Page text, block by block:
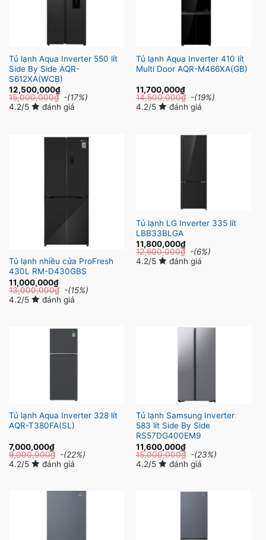
Tủ lạnh Aqua Inverter 550 lít
Side By Side AQR-
S612XA(WCB)
12,500,000₫
15,000,000₫ -(17%)
4.2/5
đánh giá
Tủ lạnh Aqua Inverter 410 lít
Multi Door AQR-M466XA(GB)
11,700,000₫
14,500,000₫ -(19%)
4.2/5
đánh giá
Tủ lạnh nhiều cửa ProFresh
430L RM-D430GBS
11,000,000₫
13,000,000₫ -(15%)
4.2/5
đánh giá
Tủ lạnh LG Inverter 335 lít
LBB33BLGA
11,800,000₫
12,600,000₫ -(6%)
4.2/5
đánh giá
Tủ lạnh Aqua Inverter 328 lít
AQR-T380FA(SL)
7,000,000₫
9,000,000₫ -(22%)
4.2/5
đánh giá
Tủ lạnh Samsung Inverter
583 lít Side By Side
RS57DG400EM9
11,600,000₫
15,000,000₫ -(23%)
4.2/5
đánh giá